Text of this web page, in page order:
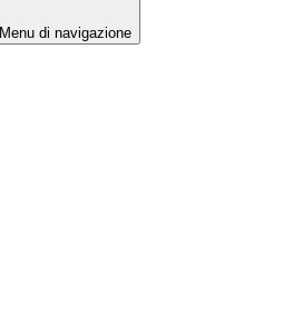
Menu di navigazione